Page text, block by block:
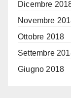
Dicembre
Novembre
Ottobre 2018
Settembre
Giugno 2018